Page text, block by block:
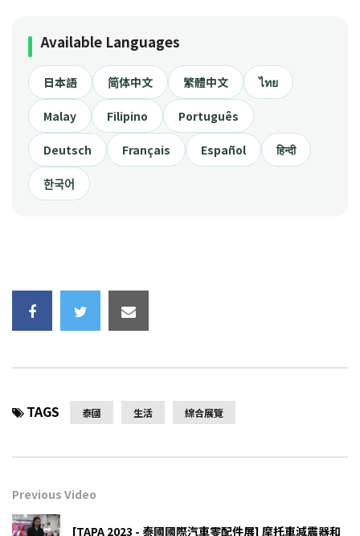
Available Languages
日本語 简体中文 繁體中文 ไทย
Malay Filipino Português
Deutsch Français Español हिन्दी
한국어
TAGS 泰國 生活 綜合展覽
Previous Video
[TAPA 2023 - 泰國國際汽車零配件展] 摩托車減震器和